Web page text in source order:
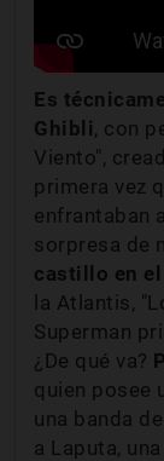
Es
Ghibli, con
Viento",
primera vez
enfrantaban
sorpresa de
castillo en
la Atlantis,
Superman
¿De qué va?
quien posee
una banda
a Laputa,